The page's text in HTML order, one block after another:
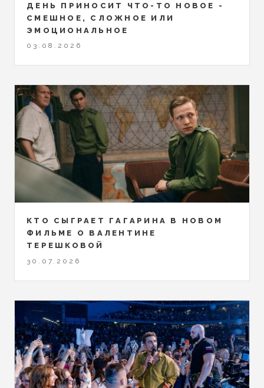
ДЕНЬ ПРИНОСИТ ЧТО-ТО НОВОЕ -
СМЕШНОЕ, СЛОЖНОЕ ИЛИ
ЭМОЦИОНАЛЬНОЕ
03.08.2026
КТО СЫГРАЕТ ГАГАРИНА В НОВОМ
ФИЛЬМЕ О ВАЛЕНТИНЕ
ТЕРЕШКОВОЙ
30.07.2026